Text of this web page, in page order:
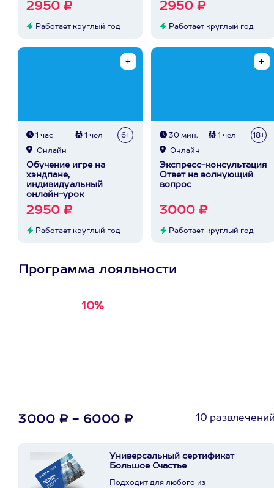
2950 ₽
Работает круглый год
2950 ₽
Работает круглый год
1 час 1 чел 6+
Онлайн
Обучение игре на
хэндпане,
индивидуальный
онлайн-урок
2950 ₽
Работает круглый год
30 мин. 1 чел 18+
Онлайн
Экспресс-консультация
Ответ на волнующий
вопрос
3000 ₽
Работает круглый год
Программа лояльности
10%
3000 ₽ - 6000 ₽ 10
Универсальный сертификат
Большое Счастье
Подходит для любого из